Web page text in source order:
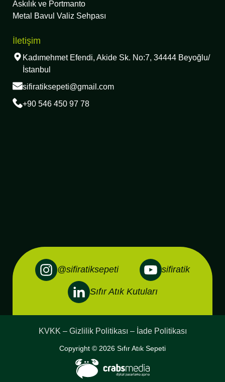
Askılık ve Portmanto
Metal Bavul Valiz Sehpası
İletişim
Kadımehmet Efendi, Akide Sk. No:7, 34444 Beyoğlu/
İstanbul
sifiratiksepeti@gmail.com
+90 546 450 97 78
@sifiratiksepeti sifiratik
Sıfır Atık Kutuları
KVKK – Gizlilik Politikası – İade Politikası
Copyright © 2026 Sıfır Atık Sepeti